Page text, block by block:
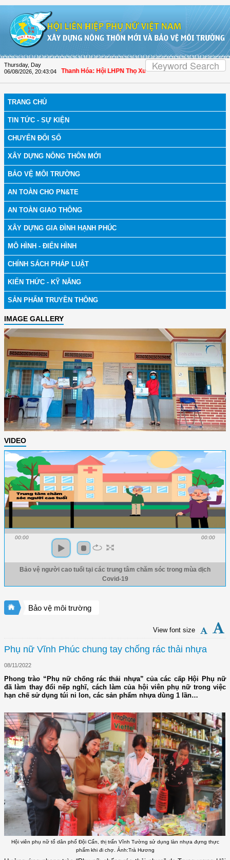
Thursday, Day
06/08/2026 20:43:05
dịch bệnh | Thanh Hóa: Hội LHPN Thọ Xuân tích cực góp phần nâng
TRANG CHỦ
TIN TỨC - SỰ KIỆN
CHUYỂN ĐỔI SỐ
XÂY DỰNG NÔNG THÔN MỚI
BẢO VỆ MÔI TRƯỜNG
AN TOÀN CHO PN&TE
AN TOÀN GIAO THÔNG
XÂY DỰNG GIA ĐÌNH HẠNH PHÚC
MÔ HÌNH - ĐIỂN HÌNH
CHÍNH SÁCH PHÁP LUẬT
KIẾN THỨC - KỸ NĂNG
SẢN PHẨM TRUYỀN THÔNG
IMAGE GALLERY
VIDEO
00:00 00:00
Bảo vệ người cao tuổi tại các trung tâm chăm sóc trong mùa dịch
Covid-19
Bảo vệ môi trường
View font size
Phụ nữ Vĩnh Phúc chung tay chống rác thải nhựa
08/11/2022
Phong trào “Phụ nữ chống rác thải nhựa” của các cấp Hội Phụ nữ
đã làm thay đổi nếp nghĩ, cách làm của hội viên phụ nữ trong việc
hạn chế sử dụng túi ni lon, các sản phẩm nhựa dùng 1 lần…
Hội viên phụ nữ tổ dân phố Đội Cấn, thị trấn Vĩnh Tường sử dụng làn nhựa đựng thực
phẩm khi đi chợ. Ảnh:Trà Hương